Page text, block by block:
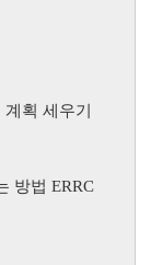
획 세우기
방법 ERRC